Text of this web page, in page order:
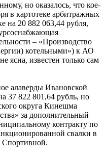
но оказалось, что кое-
в картотеке арбитражных
на 20 882 063,44 рубля,
– «Производство
котельными») к АО
ясна, известен только сам
алаверды Ивановской
37 822 801,64 рубль, но
округа Кинешма
за дополнительный
контракту по
свалки в
Спортивной.